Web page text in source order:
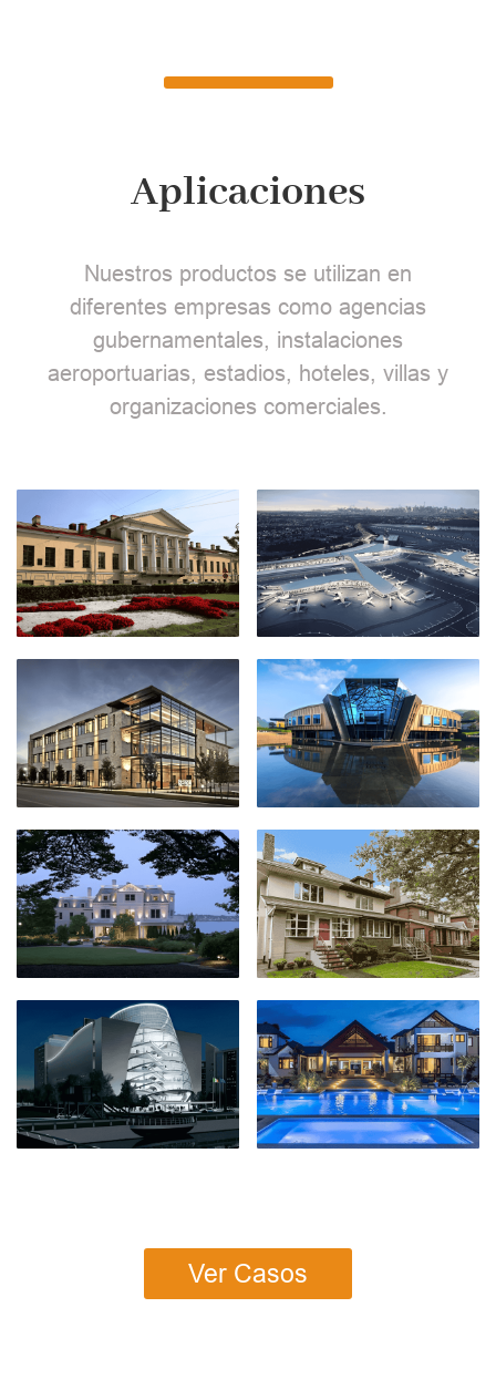
Aplicaciones
Nuestros productos se utilizan en
diferentes empresas como agencias
gubernamentales, instalaciones
aeroportuarias, estadios, hoteles, villas y
organizaciones comerciales.
Ver Casos